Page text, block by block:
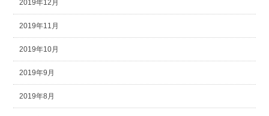
2019年12月
2019年11月
2019年10月
2019年9月
2019年8月